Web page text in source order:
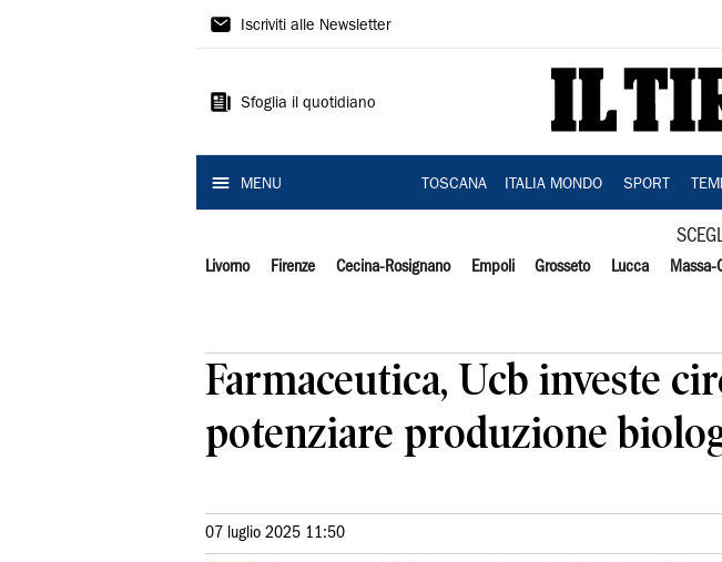
Il
Iscriviti alle Newsletter
Sfoglia il quotidiano
MENU TOSCANA ITALIA MONDO SPORT
Livorno Firenze Cecina-Rosignano Empoli Grosseto Lucca Massa-
Farmaceutica, Ucb investe
potenziare produzione
07 luglio 2025 11:50